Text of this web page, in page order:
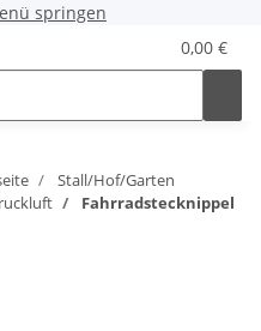
springen
0,00 €
Stall/Hof/Garten
Fahrradstecknippel